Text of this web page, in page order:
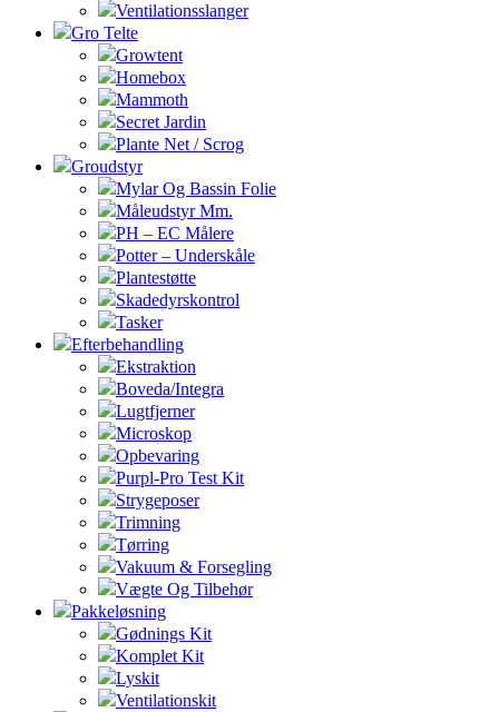
Ventilationsslanger
Gro Telte
Growtent
Homebox
Mammoth
Secret Jardin
Plante Net / Scrog
Groudstyr
Mylar Og Bassin Folie
Måleudstyr Mm.
PH – EC Målere
Potter – Underskåle
Plantestøtte
Skadedyrskontrol
Tasker
Efterbehandling
Ekstraktion
Boveda/Integra
Lugtfjerner
Microskop
Opbevaring
Purpl-Pro Test Kit
Strygeposer
Trimning
Tørring
Vakuum & Forsegling
Vægte Og Tilbehør
Pakkeløsning
Gødnings Kit
Komplet Kit
Lyskit
Ventilationskit